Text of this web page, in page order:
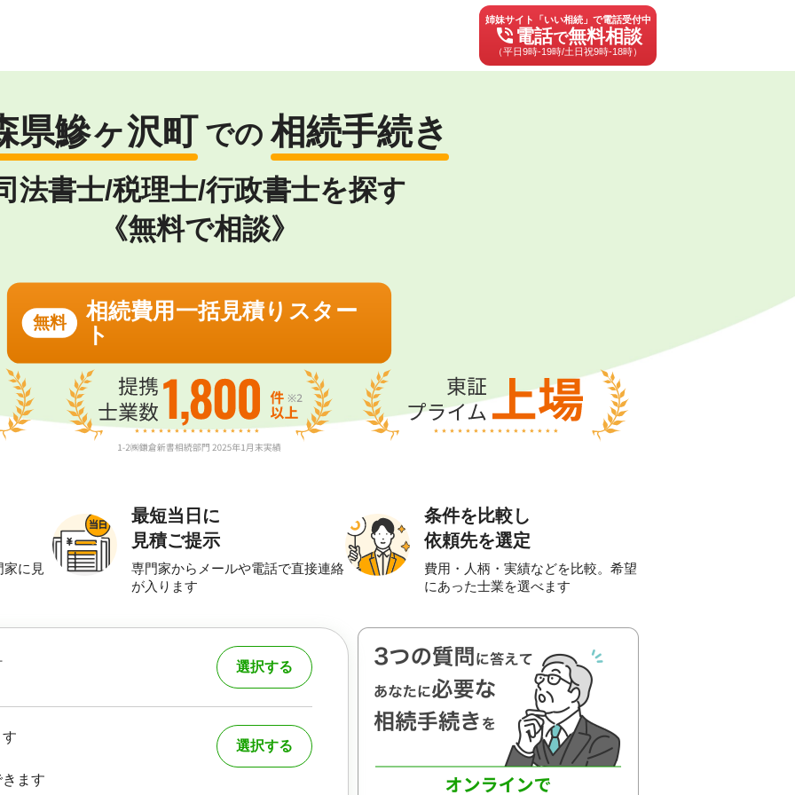
姉妹サイト「いい相続」で電話受付中
phone_in_talk 電話で無料相談
（平日9時-19時/土日祝9時-18時）
県鰺ヶ沢町 での 相続手続き
法書士/税理士/行政書士を探す
《無料で相談》
無料
相続費用一括見積りスター
ト
家に見
最短当日に
見積ご提示
専門家からメールや電話で直接連絡
が入ります
条件を比較し
依頼先を選定
費用・人柄・実績などを比較。希望
にあった士業を選べます
選択する
ます
選択する